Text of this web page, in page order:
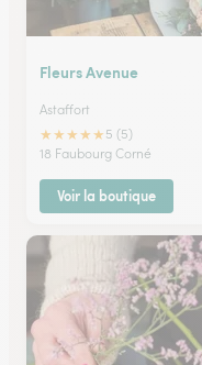
Fleurs Avenue
Astaffort
★★★★★ 5 (5)
18 Faubourg Corné
Voir la boutique